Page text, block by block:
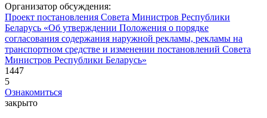
Организатор обсуждения:
Проект постановления Совета Министров Республики
Беларусь «Об утверждении Положения о порядке
согласования содержания наружной рекламы, рекламы на
транспортном средстве и изменении постановлений Совета
Министров Республики Беларусь»
1447
5
Ознакомиться
закрыто